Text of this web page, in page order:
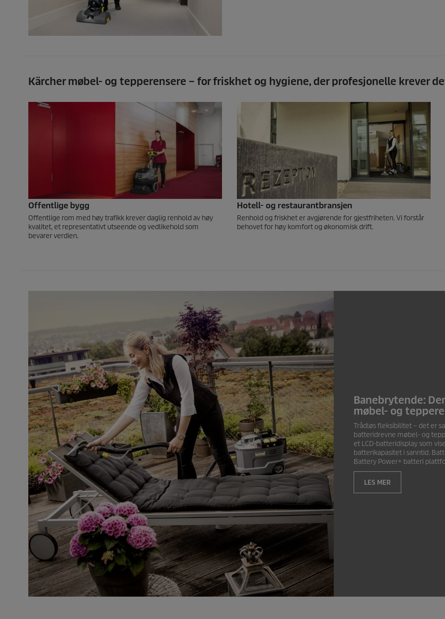
Kärcher møbel- og tepperensere – for friskhet og hygiene, der profesjonelle krever
Offentlige bygg
Offentlige rom med høy trafikk krever daglig renhold av høy
kvalitet, et representativt utseende og vedlikehold som
bevarer verdien.
Hotell- og restaurantbransjen
Renhold og friskhet er avgjørende for gjestfriheten. Vi forstår
behovet for høy komfort og økonomisk drift.
Banebrytende:
møbel- og
Trådløs fleksibilitet – det er
batteridrevne møbel- og
et LCD-batteridisplay som
batterikapasitet i sanntid.
Battery Power+ batteri
LES MER